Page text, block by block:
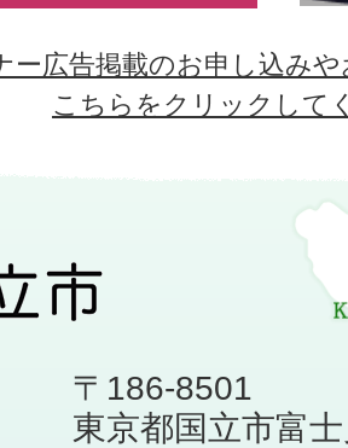
ー広告掲載のお申し込み
こちらをクリックして
〒186-8501
東京都国立市富